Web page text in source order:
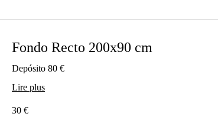
Fondo Recto 200x90 cm
Depósito 80 €
Lire plus
euros
30 €